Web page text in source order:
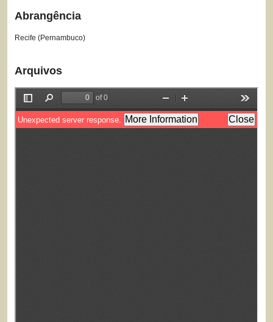
Abrangência
Recife (Pernambuco)
Arquivos